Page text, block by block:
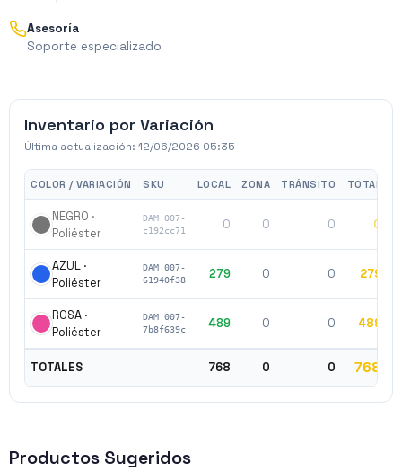
Asesoría
Soporte especializado
Inventario por Variación
Última actualización: 12/06/2026 05:35
COLOR / VARIACIÓN SKU LOCAL ZONA TRÁNSITO TOTAL
NEGRO ·
Poliéster
DAM 007-
c192cc71
0 0 0 0
AZUL ·
Poliéster
DAM 007-
61940f38
279 0 0 279
ROSA ·
Poliéster
DAM 007-
7b8f639c
489 0 0 489
TOTALES 768 0 0 768
Productos Sugeridos